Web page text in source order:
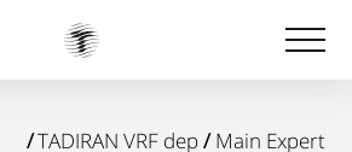
Main Expert
/
TADIRAN VRF dep
/